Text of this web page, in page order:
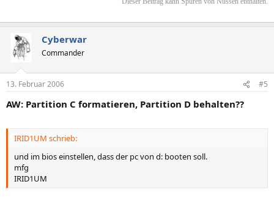
Cyberwar
Commander
13. Februar 2006 #5
AW: Partition C formatieren, Partition D behalten??
IRID1UM schrieb:
und im bios einstellen, dass der pc von d: booten soll.
mfg
IRID1UM